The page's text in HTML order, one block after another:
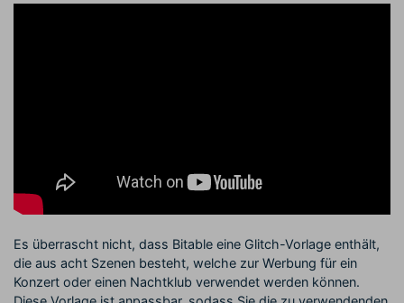
Es überrascht nicht, dass Bitable eine Glitch-Vorlage enthält,
die aus acht Szenen besteht, welche zur Werbung für ein
Konzert oder einen Nachtklub verwendet werden können.